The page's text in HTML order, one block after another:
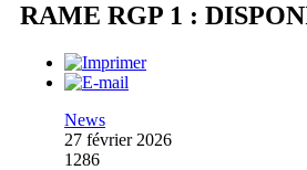
RAME RGP 1 :
News
27 février 2026
1286